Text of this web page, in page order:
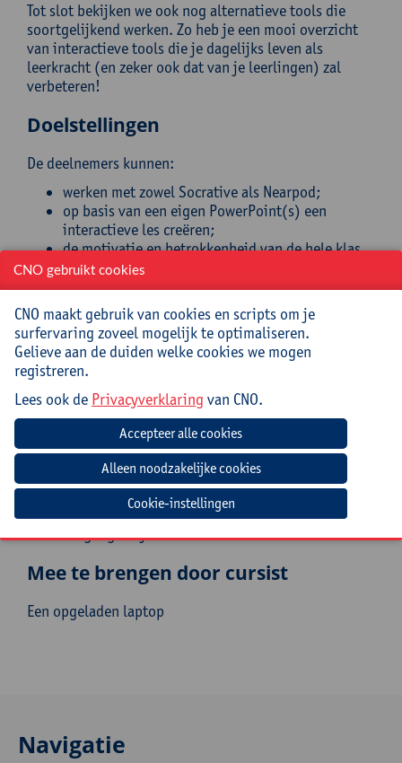
Tot slot bekijken we ook nog alternatieve tools die
soortgelijkend werken. Zo heb je een mooi overzicht
van interactieve tools die je dagelijks leven als
leerkracht (en zeker ook dat van je leerlingen) zal
verbeteren!
Doelstellingen
De deelnemers kunnen:
werken met zowel Socrative als Nearpod;
op basis van een eigen PowerPoint(s) een
interactieve les creëren;
de motivatie en betrokkenheid van de hele klas
verhogen;
een quiz/toets kunnen afnemen via de
computer/tablet/smartphone met amper
verbeterwerk.
Doelgroep
Leerkrachten lager, secundair, hoger en
volwassenenonderwijs.
Voorkennis: en basis computerkennis:
kennis van een internetbrowser;
kunnen uploaden/downloaden;
kunnen werken met Word;
toegang tot je e-mailadres hebben.
Mee te brengen door cursist
Een opgeladen laptop
Navigatie
CNO gebruikt cookies
CNO maakt gebruik van cookies en scripts om je
surfervaring zoveel mogelijk te optimaliseren.
Gelieve aan de duiden welke cookies we mogen
registreren.
Lees ook de Privacyverklaring van CNO.
Cookie-instellingen